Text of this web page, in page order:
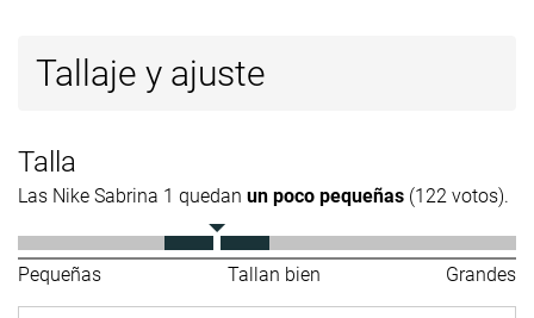
Tallaje y ajuste
Talla
Las Nike Sabrina 1 quedan un poco pequeñas (122 votos).
Pequeñas Tallan bien Grandes